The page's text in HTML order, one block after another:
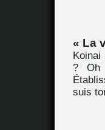
« La
Koinai
? Oh
suis